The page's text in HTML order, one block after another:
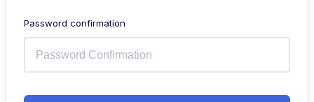
Password confirmation